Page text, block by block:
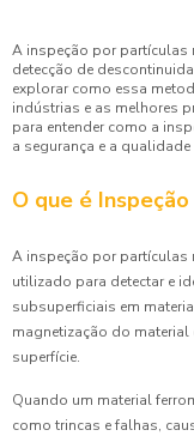
A inspeção por partículas
detecção de
explorar como essa
indústrias e as melhores
para entender como a
a segurança e a
O que é
A inspeção por partículas
utilizado para detectar e
subsuperficiais em
magnetização do
superfície.
Quando um material
como trincas e falhas,